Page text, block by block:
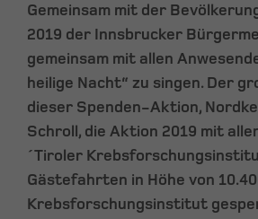
Gemeinsam mit der
2019 der Innsbrucker
gemeinsam mit allen
heilige Nacht“ zu singen. Der
dieser Spenden-Aktion,
Schroll, die Aktion 2019 mit
´Tiroler
Gästefahrten in Höhe von
Krebsforschungsinstitut